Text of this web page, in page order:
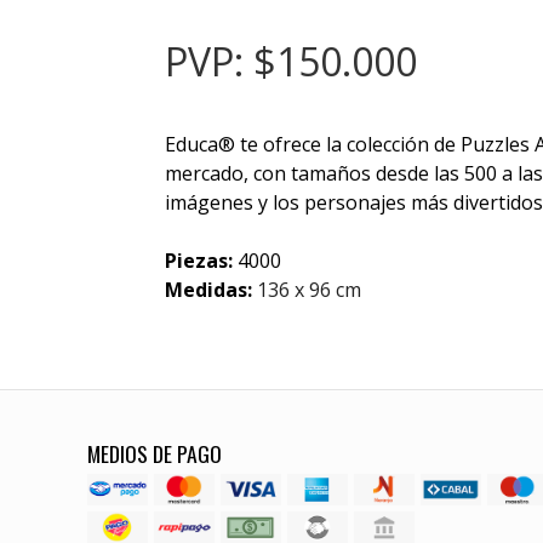
PVP: $150.000
Educa® te ofrece la colección de Puzzles
mercado, con tamaños desde las 500 a
imágenes y los personajes más
Piezas:4000
Medidas: 136 x 96 cm
MEDIOS DE PAGO